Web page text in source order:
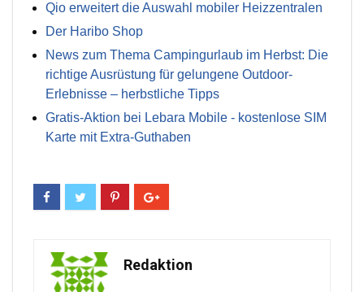
Qio erweitert die Auswahl mobiler Heizzentralen
Der Haribo Shop
News zum Thema Campingurlaub im Herbst: Die
richtige Ausrüstung für gelungene Outdoor-
Erlebnisse – herbstliche Tipps
Gratis-Aktion bei Lebara Mobile - kostenlose SIM
Karte mit Extra-Guthaben
Redaktion